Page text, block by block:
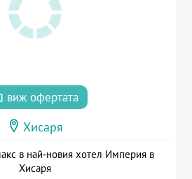
виж офертата
Хисаря
в най-новия хотел Империя в
Хисаря